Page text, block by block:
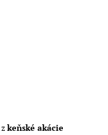
z keňské akácie